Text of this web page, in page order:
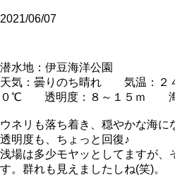
2021/06/07
潜水地：伊豆海洋公園
天気：曇りのち晴れ 気温：
０℃ 透明度：８～１５ｍ 海
ウネリも落ち着き、穏やかな海に
透明度も、ちょっと回復♪
浅場は多少モヤッとしてますが、
す。群れも見えましたしね(笑)。